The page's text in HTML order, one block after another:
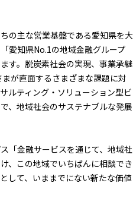
の主な営業基盤である愛知県を大
愛知県No.1の地域金融グループ
す。脱炭素社会の実現、事業承継
が直面するさまざまな課題に対
ルティング・ソリューション型ビ
、地域社会のサステナブルな発展
「金融サービスを通じて、地域社
、この地域でいちばんに相談でき
して、いままでにない新たな価値